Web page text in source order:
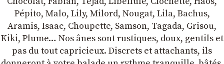
Pépito, Malo, Lily, Milord, Nougat, Lila, Bachus,
Aramis, Isaac, Choupette, Samson, Tagada, Grisou,
Kiki, Plume… Nos ânes sont rustiques, doux, gentils et
pas du tout capricieux. Discrets et attachants, ils